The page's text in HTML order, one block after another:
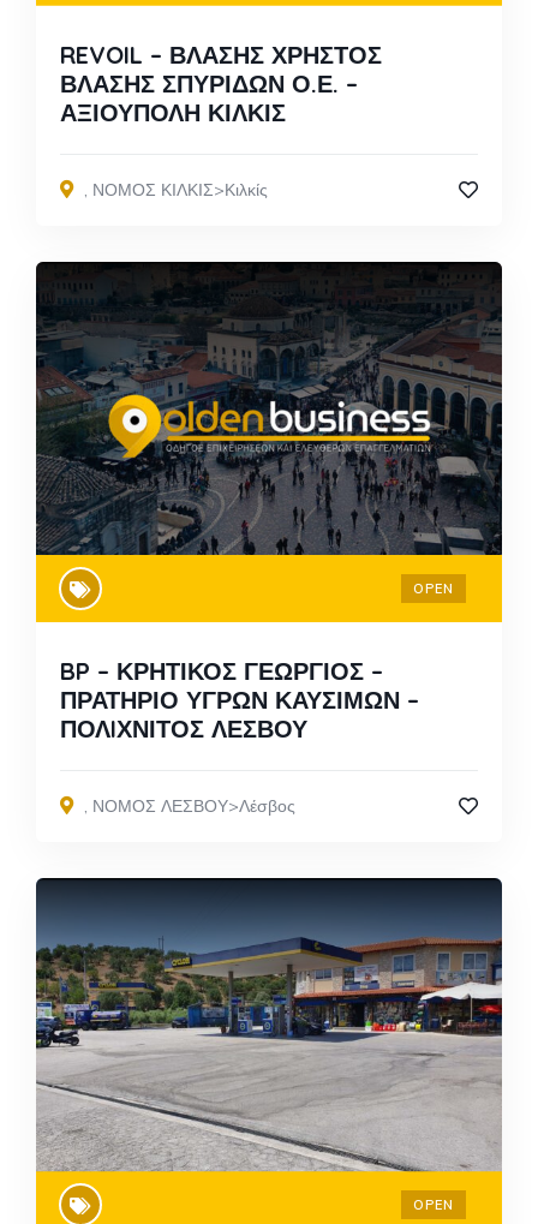
REVOIL – ΒΛΑΣΗΣ ΧΡΗΣΤΟΣ
ΒΛΑΣΗΣ ΣΠΥΡΙΔΩΝ Ο.Ε. –
ΑΞΙΟΥΠΟΛΗ ΚΙΛΚΙΣ
, ΝΟΜΟΣ ΚΙΛΚΙΣ>Κιλκίς
OPEN
BP – ΚΡΗΤΙΚΟΣ ΓΕΩΡΓΙΟΣ –
ΠΡΑΤΗΡΙΟ ΥΓΡΩΝ ΚΑΥΣΙΜΩΝ –
ΠΟΛIΧΝΙΤΟΣ ΛΕΣΒΟΥ
, ΝΟΜΟΣ ΛΕΣΒΟΥ>Λέσβος
OPEN